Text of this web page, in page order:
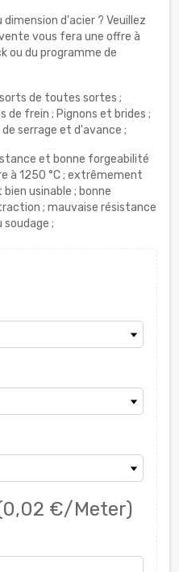
d'acier ? Veuillez
vous fera une offre à
ou du programme de
de toutes sortes ;
de frein ; Pignons et brides ;
serrage et d'avance ;
et bonne forgeabilité
à 1250 °C ; extrêmement
usinable ; bonne
; mauvaise résistance
soudage ;
€/Meter)